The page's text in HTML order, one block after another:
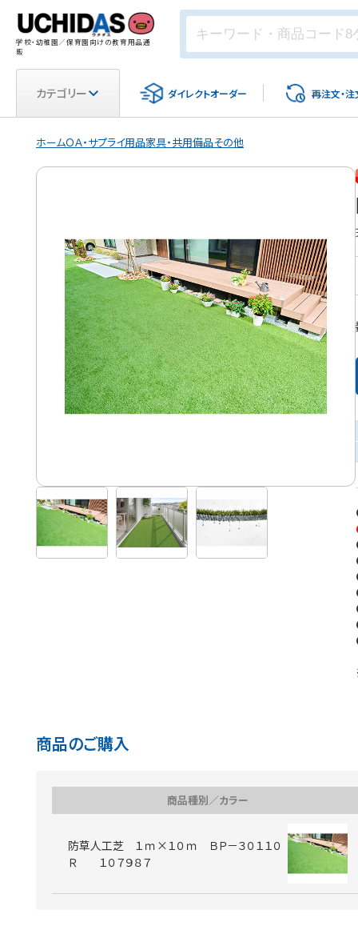
学校・幼稚園／保育園向けの教育用品通
販
カテゴリー ダイレクトオーダー 再注文・注
ホームＯＡ・サプライ用品家具・共用備品その他
商品のご購入
商品種別／カラー
防草人工芝 １ｍ×１０ｍ ＢＰ－３０１１０
Ｒ １０７９８７